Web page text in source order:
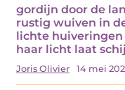
gordijn door de
rustig wuiven in
lichte huiveringen
haar licht laat
Joris Olivier 14 mei